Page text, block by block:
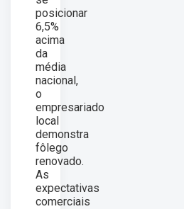
posicionar
6,5%
acima
da
média
nacional,
o
empresariado
local
demonstra
fôlego
renovado.
As
expectativas
comerciais